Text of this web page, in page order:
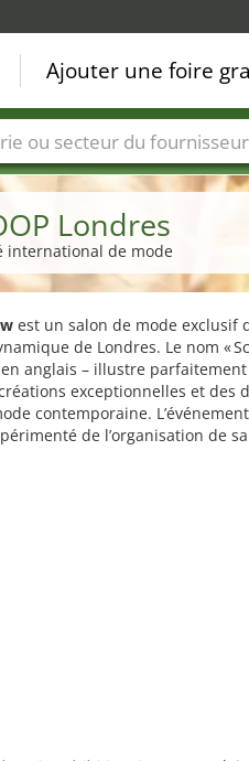
Londres
international de mode
est un salon de mode exclusif
de Londres. Le nom «
en anglais – illustre
exceptionnelles et des
contemporaine.
de l’organisation de
Ajouter une foire
foire Secteurs du